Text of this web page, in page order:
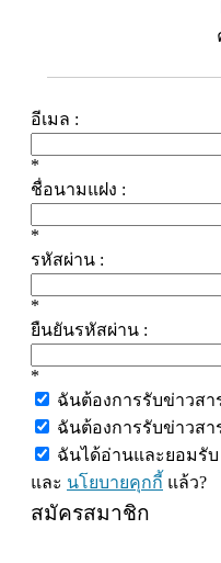
อีเมล :
*
ชื่อนามแฝง :
*
รหัสผ่าน :
*
ยืนยันรหัสผ่าน :
*
ฉันต้องการรับข่าวสา
ฉันต้องการรับข่าวสา
ฉันได้อ่านและยอมรับ
และ นโยบายคุกกี้ แล้ว?
สมัครสมาชิก